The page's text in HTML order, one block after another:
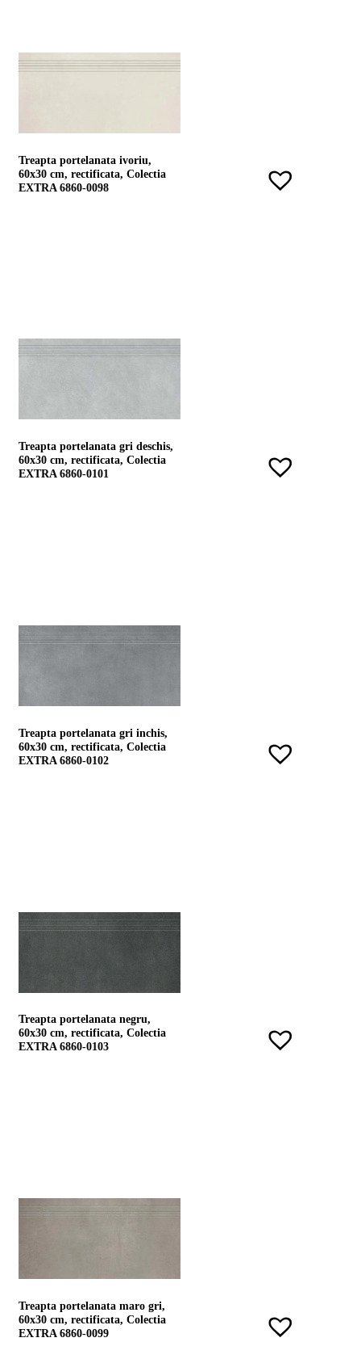
Treapta portelanata ivoriu,
60x30 cm, rectificata, Colectia
EXTRA 6860-0098
Treapta portelanata gri deschis,
60x30 cm, rectificata, Colectia
EXTRA 6860-0101
Treapta portelanata gri inchis,
60x30 cm, rectificata, Colectia
EXTRA 6860-0102
Treapta portelanata negru,
60x30 cm, rectificata, Colectia
EXTRA 6860-0103
Treapta portelanata maro gri,
60x30 cm, rectificata, Colectia
EXTRA 6860-0099